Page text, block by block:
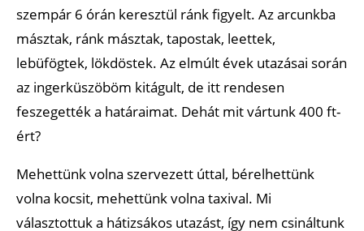
szempár 6 órán keresztül ránk figyelt. Az arcunkba
másztak, ránk másztak, tapostak, leettek,
lebüfögtek, lökdöstek. Az elmúlt évek utazásai során
az ingerküszöböm kitágult, de itt rendesen
feszegették a határaimat. Dehát mit vártunk 400 ft-
ért?
Mehettünk volna szervezett úttal, bérelhettünk
volna kocsit, mehettünk volna taxival. Mi
választottuk a hátizsákos utazást, így nem csináltunk